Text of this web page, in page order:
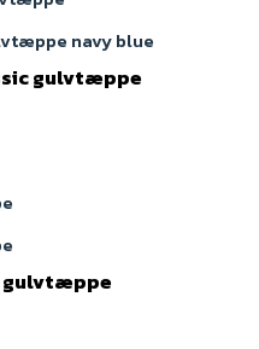
gulvtæppe
gulvtæppe